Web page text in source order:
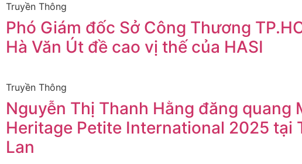
Truyền Thông
Phó Giám đốc Sở Công Thương
Hà Văn Út đề cao vị thế của HASI
Truyền Thông
Nguyễn Thị Thanh Hằng đăng quang
Heritage Petite International 2025 tại
Lan